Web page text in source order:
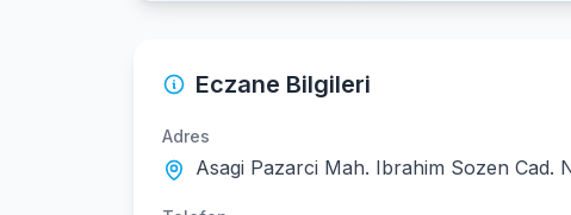
Eczane Bilgileri
Adres
Asagi Pazarci Mah. Ibrahim Sozen Cad.